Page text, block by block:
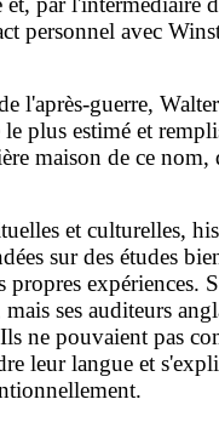
personnel avec
l'après-guerre,
plus estimé et
maison de ce
et culturelles,
sur des études
propres
ses auditeurs
Ils ne pouvaient pas
leur langue et